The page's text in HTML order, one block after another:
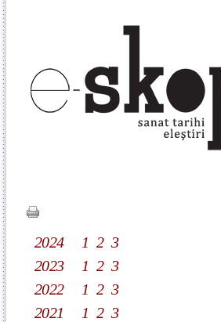
2024 1 2 3
2023
1 2 3
2022
1 2 3
2021
1 2 3